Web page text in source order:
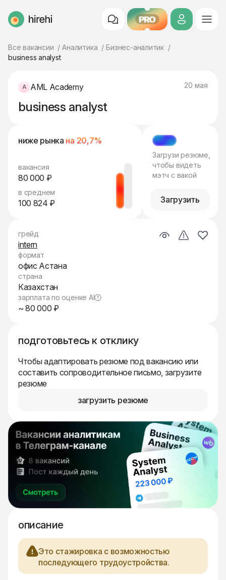
HireHi PRO
Все вакансии Аналитика
Бизнес-аналитик
business analyst
AML Academy 20 мая
business analyst
ниже рынка на 20,7%
вакансия
80 000 ₽
в среднем
100 824 ₽
МЭТЧ
Загрузи резюме,
чтобы видеть
мэтч с вакой
Загрузить
подготовьтесь к отклику
Чтобы адаптировать резюме под вакансию или
составить сопроводительное письмо, загрузите
резюме
загрузить резюме
описание
Это стажировка с возможностью
последующего трудоустройства.
грейд
intern
формат
офис Астана
страна
Казахстан
зарплата по оценке AI
~ 80 000 ₽